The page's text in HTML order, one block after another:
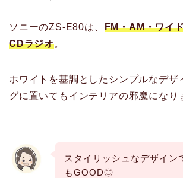
ソニーのZS-E80は、 FM・AM・ワイ
CDラジオ。
ホワイトを基調としたシンプルなデザ
グに置いてもインテリアの邪魔になり
スタイリッシュなデザイン
もGOOD◎